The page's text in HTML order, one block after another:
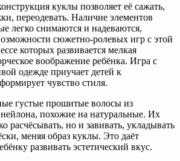
куклы позволяет её сажать,
переодевать. Наличие элементов
легко снимаются и надеваются,
сюжетно-ролевых игр с этой
которых развивается мелкая
воображение ребёнка. Игра с
одежде приучает детей к
чувство стиля.
густые прошитые волосы из
нейлона, похожие на натуральные. Их
расчёсывать, но и завивать, укладывать
меняя образ куклы. Это даёт
развивать эстетический вкус.